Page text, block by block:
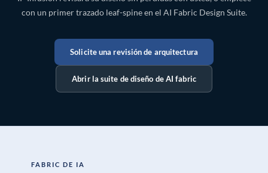
con un primer trazado leaf-spine en el AI Fabric Design Suite.
Solicite una revisión de arquitectura
Abrir la suite de diseño de AI fabric
FABRIC DE IA